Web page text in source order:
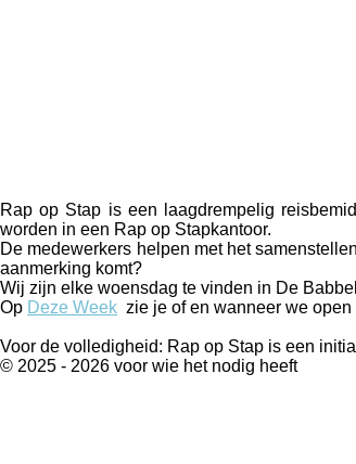
Rap op Stap is een laagdrempelig
worden in een Rap op Stapkantoor.
De medewerkers helpen met het
aanmerking komt?
Wij zijn elke woensdag te vinden in De
Op Deze Week zie je of en wanneer we open
Voor de volledigheid: Rap op Stap is een
© 2025 - 2026 voor wie het nodig heeft